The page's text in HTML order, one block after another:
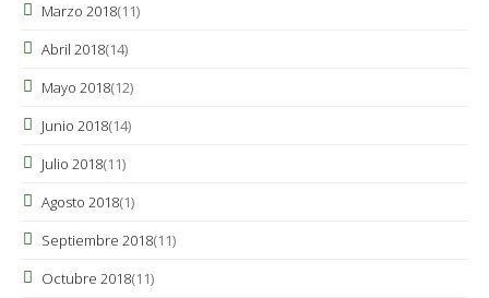
Marzo 2018(11)
Abril 2018(14)
Mayo 2018(12)
Junio 2018(14)
Julio 2018(11)
Agosto 2018(1)
Septiembre 2018(11)
Octubre 2018(11)